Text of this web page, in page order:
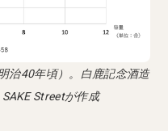
治40年頃）。白鹿記念酒造
Streetが作成